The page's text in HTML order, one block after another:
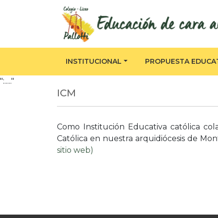
INSTITUCIONAL PROPUESTA
":....."
ICM
Como Institución Educativa católica
Católica en nuestra arquidiócesis de
sitio web)